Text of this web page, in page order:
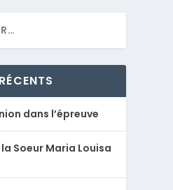
dans l’épreuve
Soeur Maria Louisa